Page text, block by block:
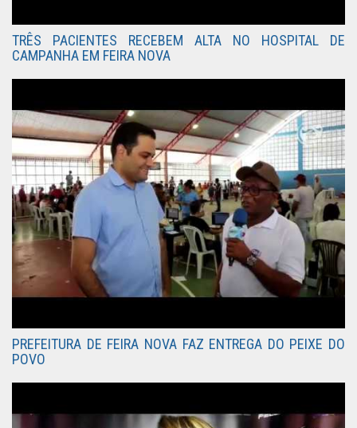
TRÊS PACIENTES RECEBEM ALTA NO HOSPITAL DE
CAMPANHA EM FEIRA NOVA
PREFEITURA DE FEIRA NOVA FAZ ENTREGA DO PEIXE DO
POVO